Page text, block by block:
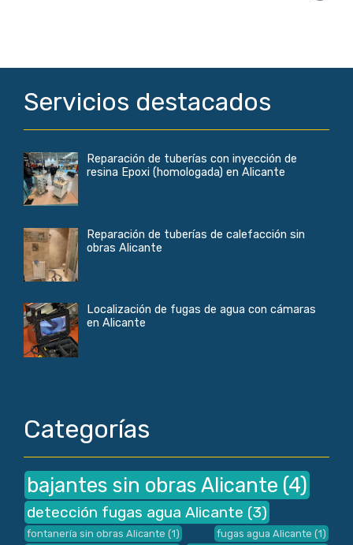
Servicios destacados
Reparación de tuberías con inyección de
resina Epoxi (homologada) en Alicante
Reparación de tuberías de calefacción sin
obras Alicante
Localización de fugas de agua con cámaras
en Alicante
Categorías
bajantes sin obras Alicante (4)
detección fugas agua Alicante (3)
fontanería sin obras Alicante (1) fugas agua Alicante (1)